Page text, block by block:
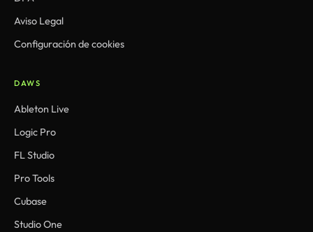
Aviso Legal
Configuración de cookies
DAWS
Ableton Live
Logic Pro
FL Studio
Pro Tools
Cubase
Studio One